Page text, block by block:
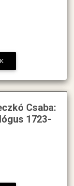
Csaba:
1723-